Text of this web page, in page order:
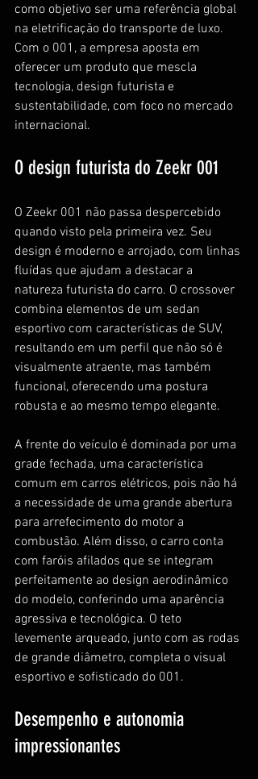
como objetivo ser uma referência global
na eletrificação do transporte de luxo.
Com o 001, a empresa aposta em
oferecer um produto que mescla
tecnologia, design futurista e
sustentabilidade, com foco no mercado
internacional.
O design futurista do Zeekr 001
O Zeekr 001 não passa despercebido
quando visto pela primeira vez. Seu
design é moderno e arrojado, com linhas
fluídas que ajudam a destacar a
natureza futurista do carro. O crossover
combina elementos de um sedan
esportivo com características de SUV,
resultando em um perfil que não só é
visualmente atraente, mas também
funcional, oferecendo uma postura
robusta e ao mesmo tempo elegante.
A frente do veículo é dominada por uma
grade fechada, uma característica
comum em carros elétricos, pois não há
a necessidade de uma grande abertura
para arrefecimento do motor a
combustão. Além disso, o carro conta
com faróis afilados que se integram
perfeitamente ao design aerodinâmico
do modelo, conferindo uma aparência
agressiva e tecnológica. O teto
levemente arqueado, junto com as rodas
de grande diâmetro, completa o visual
esportivo e sofisticado do 001.
Desempenho e autonomia
impressionantes